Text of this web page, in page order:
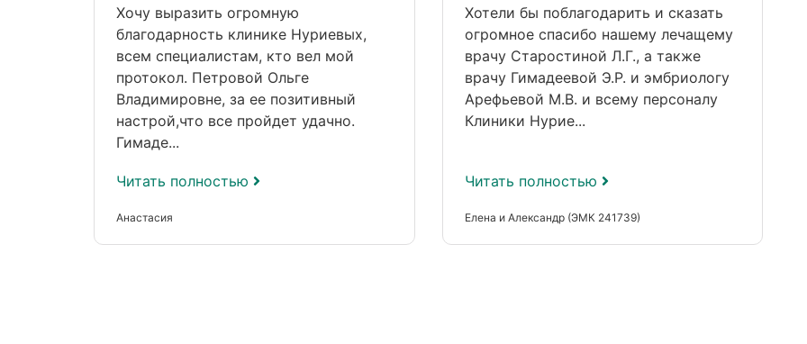
Хочу выразить огромную
благодарность клинике Нуриевых,
всем специалистам, кто вел мой
протокол. Петровой Ольге
Владимировне, за ее позитивный
настрой,что все пройдет удачно.
Гимаде...
Читать полностью
Анастасия
Хотели бы поблагодарить и сказать
огромное спасибо нашему лечащему
врачу Старостиной Л.Г., а также
врачу Гимадеевой Э.Р. и эмбриологу
Арефьевой М.В. и всему персоналу
Клиники Нурие...
Читать полностью
Елена и Александр (ЭМК 241739)